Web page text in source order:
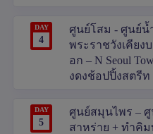
DAY
4
ศูนย์โสม - ศูนย์น้
พระราชวังเคีย
อก – N Seoul
งดงช้อปปิ้งสตรีท
DAY
5
ศูนย์สมุนไพร –
สาหร่าย + ทำคิ